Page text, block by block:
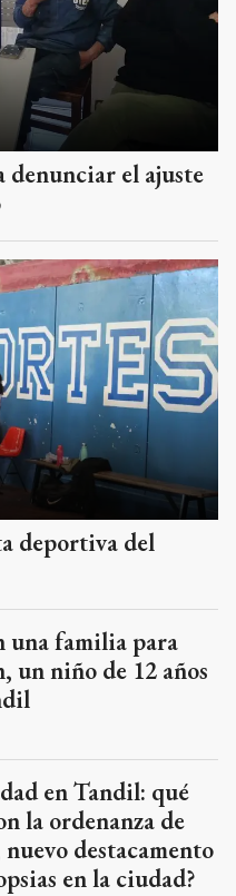
denunciar el ajuste
deportiva del
una familia para
un niño de 12 años
en Tandil: qué
la ordenanza de
destacamento
en la ciudad?